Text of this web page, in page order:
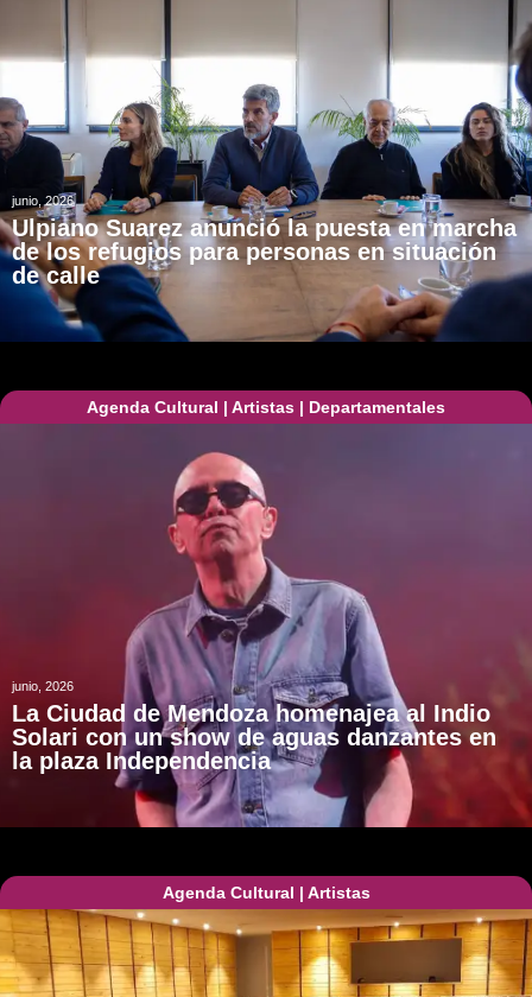
junio, 2026
Ulpiano Suarez anunció la puesta en marcha
de los refugios para personas en situación
de calle
Agenda Cultural | Artistas | Departamentales
junio, 2026
La Ciudad de Mendoza homenajea al Indio
Solari con un show de aguas danzantes en
la plaza Independencia
Agenda Cultural | Artistas